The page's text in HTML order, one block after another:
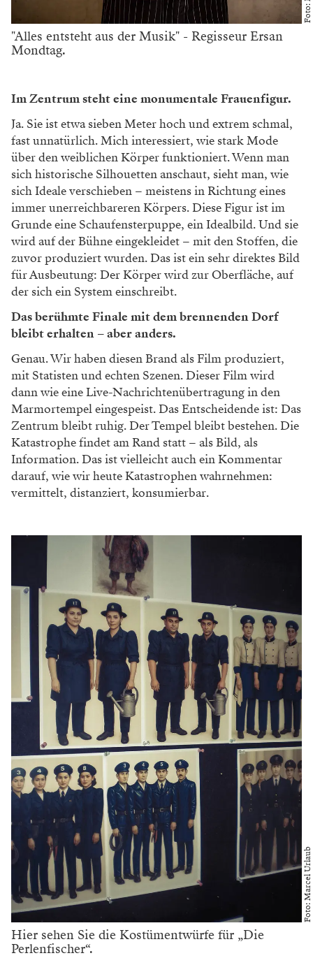
"Alles entsteht aus der Musik" - Regisseur Ersan
Mondtag.
Im Zentrum steht eine monumentale Frauenfigur.
Ja. Sie ist etwa sieben Meter hochund extrem schmal,
fast unnatürlich.Mich interessiert, wie stark Mode
über den weiblichen Körper funktioniert. Wenn man
sich historische Silhouetten anschaut, sieht man, wie
sich Ideale verschieben – meistensin Richtung eines
immer unerreichbareren Körpers. Diese Figur ist im
Grunde eine Schaufensterpuppe, einIdealbild. Und sie
wird auf der Bühneeingekleidet – mit den Stoffen, die
zuvor produziert wurden. Das ist ein sehr direktes Bild
für Ausbeutung: Der Körper wird zur Oberfläche, auf
der sich ein System einschreibt.
Das berühmte Finale mit dem brennenden Dorf
bleibt erhalten – aber anders.
Genau. Wir haben diesen Brand alsFilm produziert,
mit Statisten undechten Szenen. Dieser Film wird
dann wie eine Live-Nachrichtenübertragung in den
Marmortempeleingespeist. Das Entscheidende ist: Das
Zentrum bleibt ruhig. Der Tempel bleibt bestehen. Die
Katastrophefindet am Rand statt – als Bild, als
Information. Das ist vielleicht auch ein Kommentar
darauf, wie wir heuteKatastrophen wahrnehmen:
vermittelt, distanziert, konsumierbar.
Foto: Marcel Urlaub
Hier sehen Sie die Kostümentwürfe für „Die
Perlenfischer“.